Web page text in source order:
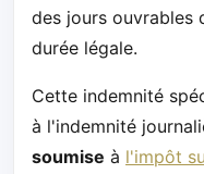
des jours ouvrables
durée légale.
Cette indemnité
à l'indemnité
soumise à l'impôt